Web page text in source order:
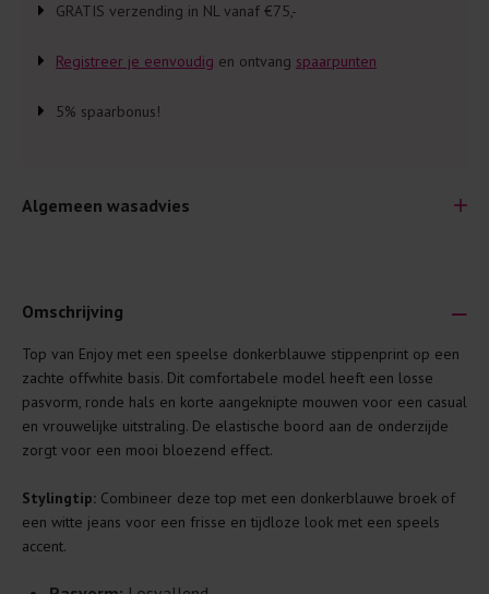
GRATIS verzending in NL vanaf €75,-
Registreer je eenvoudig en ontvang spaarpunten
5% spaarbonus!
Algemeen wasadvies
Je wilt natuurlijk lang plezier hebben van je nieuwe kleding.
Daarom geven wij een aantal algemene was-tips:
Lees altijd eerst even het was-etiket.
Was kleding binnenste buiten. Dat beschermt de
buitenkant.
Wees zuinig met wasmiddel. Per kledingstuk is een drupje
genoeg.
Was zo koud mogelijk. Op 20 of 30 graden wassen is vaak
Omschrijving
Top van Enjoy met een speelse donkerblauwe stippenprint op een
zachte offwhite basis. Dit comfortabele model heeft een losse
pasvorm, ronde hals en korte aangeknipte mouwen voor een casual
en vrouwelijke uitstraling. De elastische boord aan de onderzijde
zorgt voor een mooi bloezend effect.
Stylingtip: Combineer deze top met een donkerblauwe broek of
een witte jeans voor een frisse en tijdloze look met een speels
accent.